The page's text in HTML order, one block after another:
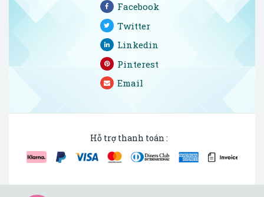
Facebook
Twitter
Linkedin
Pinterest
Email
Hỗ trợ thanh toán :